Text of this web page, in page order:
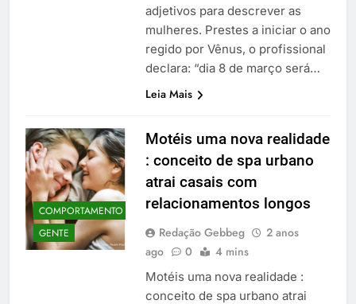
adjetivos para descrever as
mulheres. Prestes a iniciar o ano
regido por Vênus, o profissional
declara: “dia 8 de março será…
Leia Mais
COMPORTAMENTO
GENTE
Motéis uma nova realidade
: conceito de spa urbano
atrai casais com
relacionamentos longos
Redação Gebbeg
2 anos
ago
0 4 mins
Motéis uma nova realidade :
conceito de spa urbano atrai